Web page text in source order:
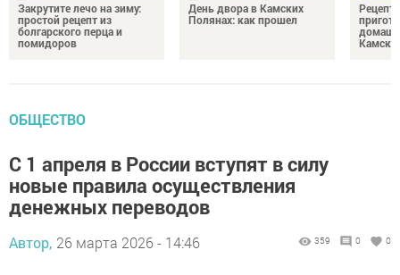
Закрутите лечо на зиму:
простой рецепт из
болгарского перца и
помидоров
День двора в Камских
Полянах: как прошел
ОБЩЕСТВО
С 1 апреля в России вступят в силу
новые правила осуществления
денежных переводов
Автор, 26 марта 2026 - 14:46 359 0 0